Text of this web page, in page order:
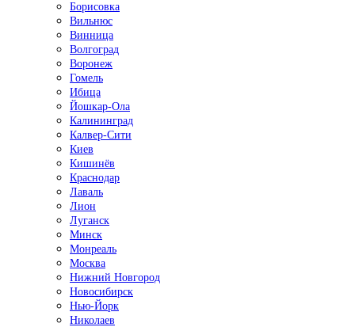
Борисовка
Вильнюс
Винница
Волгоград
Воронеж
Гомель
Ибица
Йошкар-Ола
Калининград
Калвер-Сити
Киев
Кишинёв
Краснодар
Лаваль
Лион
Луганск
Минск
Монреаль
Москва
Нижний Новгород
Новосибирск
Нью-Йорк
Николаев